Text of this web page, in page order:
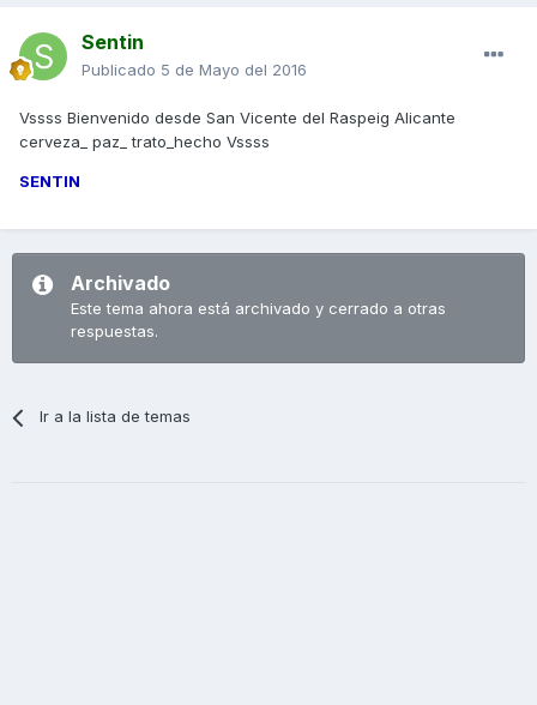
Sentin
Publicado 5 de Mayo del 2016
Vssss Bienvenido desde San Vicente del Raspeig Alicante
cerveza_ paz_ trato_hecho Vssss
SENTIN
Archivado
Este tema ahora está archivado y cerrado a otras
respuestas.
Ir a la lista de temas